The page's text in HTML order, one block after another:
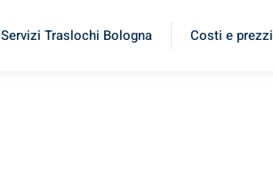
Servizi Traslochi Bologna Costi e prezzi